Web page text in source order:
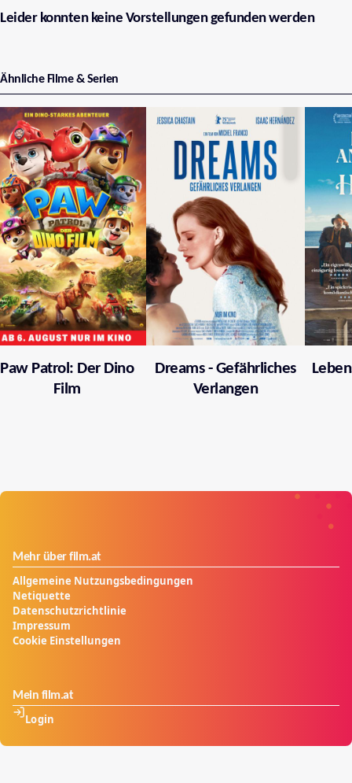
Leider konnten keine Vorstellungen gefunden werden
Ähnliche Filme & Serien
Paw Patrol: Der Dino
Film
Dreams - Gefährliches
Verlangen
Mehr über film.at
Allgemeine Nutzungsbedingungen
Netiquette
Datenschutzrichtlinie
Impressum
Cookie Einstellungen
Mein film.at
Login